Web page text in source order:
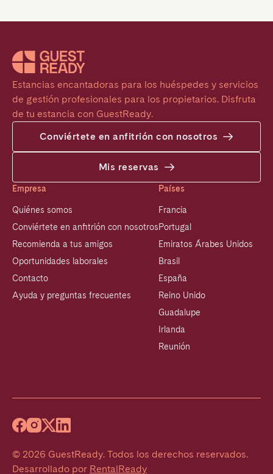
Estancias encantadoras para los huéspedes y servicios
de gestión profesionales para los propietarios. Disfruta
de tu estancia con GuestReady.
Conviértete en anfitrión con nosotros
Mis reservas
Empresa
Quiénes somos
Conviértete en anfitrión con nosotros
Recomienda a tus amigos
Oportunidades laborales
Contacto
Ayuda y preguntas frecuentes
Países
Francia
Portugal
Emiratos Árabes Unidos
Brasil
España
Reino Unido
Guadalupe
Irlanda
Reunión
© 2026 GuestReady. Todos los derechos reservados.
Desarrollado por RentalReady